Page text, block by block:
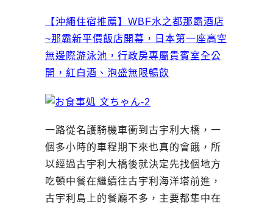
【沖繩住宿推薦】WBF水之都那霸酒店
~那霸新平價飯店開幕，日本第一座高空
無邊際游泳池，行政房專屬貴賓室全公
開，紅白酒、泡盛無限暢飲
一路從名護騎機車衝到古宇利大橋，一
個多小時的車程期下來也真的會餓，所
以經過古宇利大橋後就決定先找個地方
吃頓中餐在繼續往古宇利海洋塔前進，
古宇利島上的餐廳不多，主要都集中在